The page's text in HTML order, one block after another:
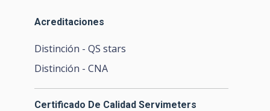
Acreditaciones
Distinción - QS stars
Distinción - CNA
Certificado De Calidad Servimeters